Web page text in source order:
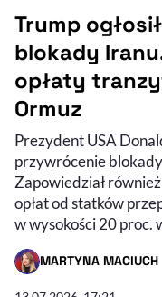
Trump
blokady
opłaty
Ormuz
Prezydent USA
przywrócenie
Zapowiedział
opłat od statków
w wysokości 20 proc.
MARTYNA MACIUCH
- AUTOR ARTYKUŁU -